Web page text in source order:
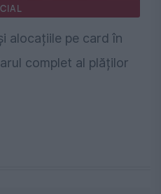
alocațiile pe card în
complet al plăților